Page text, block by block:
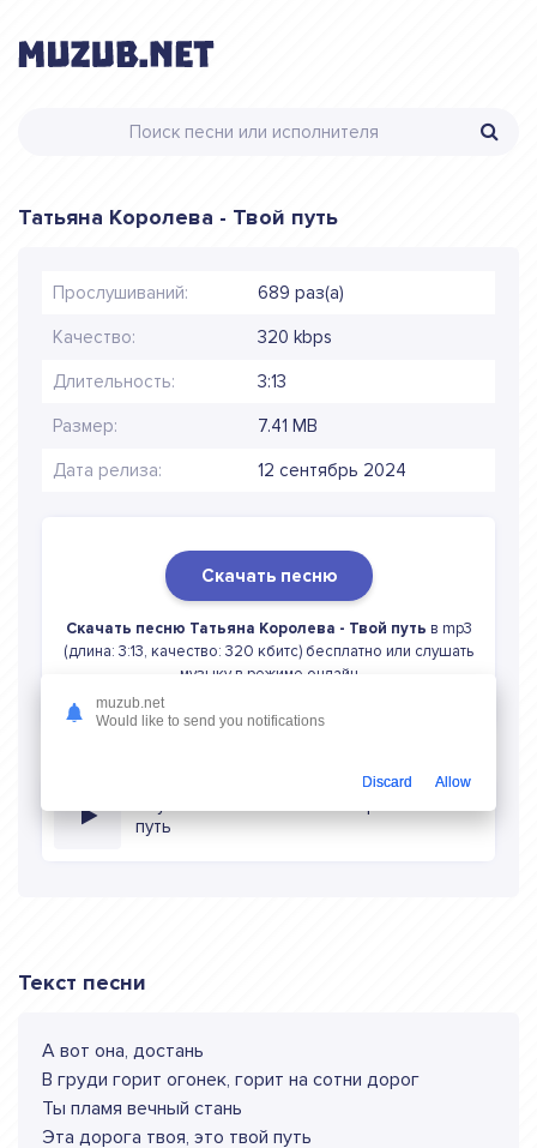
Татьяна Королева - Твой путь
Прослушиваний: 689 раз(а)
Качество: 320 kbps
Длительность: 3:13
Размер: 7.41 MB
Дата релиза: 12 сентябрь 2024
Скачать песню
Скачать песню Татьяна Королева - Твой путь в mp3
(длина: 3:13, качество: 320 кбитс) бесплатно или слушать
музыку в режиме онлайн
путь
Текст песни
А вот она, достань
В груди горит огонек, горит на сотни дорог
Ты пламя вечный стань
Эта дорога твоя, это твой путь
muzub.net
Would like to send you notifications
Discard Allow